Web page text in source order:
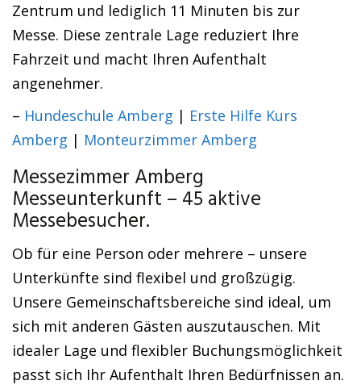
Zentrum und lediglich 11 Minuten bis zur
Messe. Diese zentrale Lage reduziert Ihre
Fahrzeit und macht Ihren Aufenthalt
angenehmer.
– Hundeschule Amberg | Erste Hilfe Kurs
Amberg | Monteurzimmer Amberg
Messezimmer Amberg
Messeunterkunft – 45 aktive
Messebesucher.
Ob für eine Person oder mehrere – unsere
Unterkünfte sind flexibel und großzügig.
Unsere Gemeinschaftsbereiche sind ideal, um
sich mit anderen Gästen auszutauschen. Mit
idealer Lage und flexibler Buchungsmöglichkeit
passt sich Ihr Aufenthalt Ihren Bedürfnissen an.